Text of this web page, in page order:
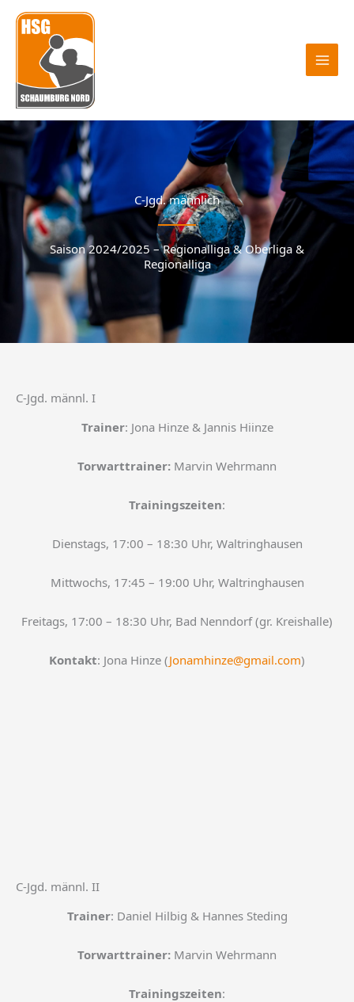
Zum
Inhalt
springen
C-Jgd. männlich
Saison 2024/2025 – Regionalliga & Oberliga &
Regionalliga
C-Jgd. männl. I
Trainer: Jona Hinze & Jannis Hiinze
Torwarttrainer: Marvin Wehrmann
Trainingszeiten:
Dienstags, 17:00 – 18:30 Uhr, Waltringhausen
Mittwochs, 17:45 – 19:00 Uhr, Waltringhausen
Freitags, 17:00 – 18:30 Uhr, Bad Nenndorf (gr. Kreishalle)
Kontakt: Jona Hinze (Jonamhinze@gmail.com)
C-Jgd. männl. II
Trainer: Daniel Hilbig & Hannes Steding
Torwarttrainer: Marvin Wehrmann
Trainingszeiten: